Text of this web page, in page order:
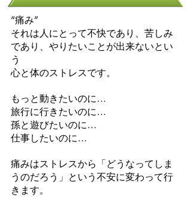
“痛み”
それは人にとって不快であり、苦しみ
であり、やりたいことが出来ないとい
う
心と体のストレスです。
もっと動きたいのに…
旅行に行きたいのに…
孫と遊びたいのに…
仕事したいのに…
痛みはストレスから「どうなってしま
うのだろう」という不安に変わって行
きます。